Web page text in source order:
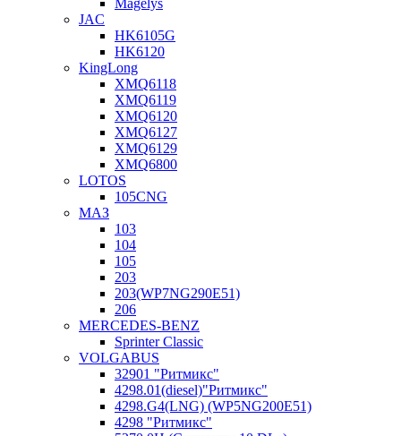
Magelys
JAC
HK6105G
HK6120
KingLong
XMQ6118
XMQ6119
XMQ6120
XMQ6127
XMQ6129
XMQ6800
LOTOS
105CNG
МАЗ
103
104
105
203
203(WP7NG290E51)
206
MERCEDES-BENZ
Sprinter Classic
VOLGABUS
32901 "Ритмикc"
4298.01(diesel)"Ритмикс"
4298.G4(LNG) (WP5NG200E51)
4298 "Ритмикс"